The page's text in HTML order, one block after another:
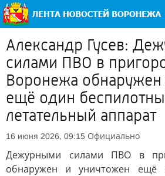
Александр Гусев:
силами ПВО в
Воронежа обнаружен
ещё один
летательный аппарат
16 июня 2026, 09:15 Официально
Дежурными силами ПВО в
обнаружен и уничтожен ещё